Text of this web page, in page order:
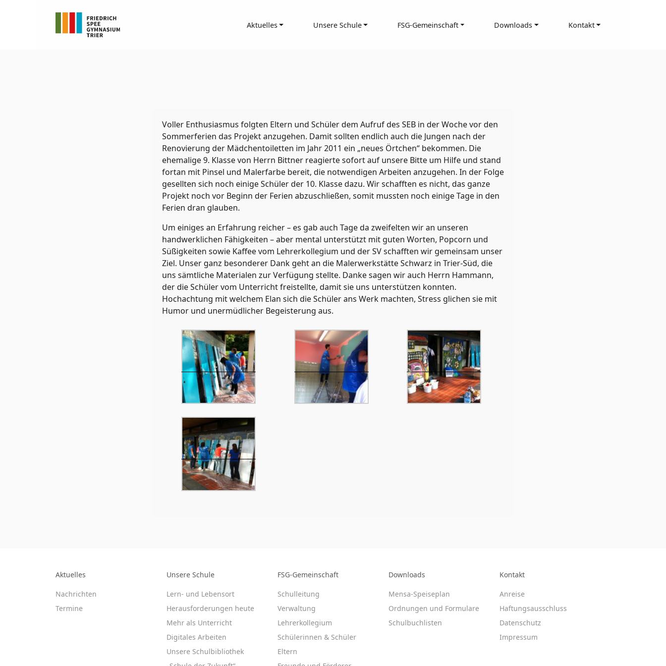
Aktuelles Unsere Schule FSG-Gemeinschaft Downloads Kontakt
Voller Enthusiasmus folgten Eltern und Schüler dem Aufruf des SEB in der Woche vor den
Sommerferien das Projekt anzugehen. Damit sollten endlich auch die Jungen nach der
Renovierung der Mädchentoiletten im Jahr 2011 ein „neues Örtchen“ bekommen. Die
ehemalige 9. Klasse von Herrn Bittner reagierte sofort auf unsere Bitte um Hilfe und stand
fortan mit Pinsel und Malerfarbe bereit, die notwendigen Arbeiten anzugehen. In der Folge
gesellten sich noch einige Schüler der 10. Klasse dazu. Wir schafften es nicht, das ganze
Projekt noch vor Beginn der Ferien abzuschließen, somit mussten noch einige Tage in den
Ferien dran glauben.
Um einiges an Erfahrung reicher – es gab auch Tage da zweifelten wir an unseren
handwerklichen Fähigkeiten – aber mental unterstützt mit guten Worten, Popcorn und
Süßigkeiten sowie Kaffee vom Lehrerkollegium und der SV schafften wir gemeinsam unser
Ziel. Unser ganz besonderer Dank geht an die Malerwerkstätte Schwarz in Trier-Süd, die
uns sämtliche Materialen zur Verfügung stellte. Danke sagen wir auch Herrn Hammann,
der die Schüler vom Unterricht freistellte, damit sie uns unterstützen konnten.
Hochachtung mit welchem Elan sich die Schüler ans Werk machten, Stress glichen sie mit
Humor und unermüdlicher Begeisterung aus.
Aktuelles
Nachrichten
Termine
Unsere Schule
Lern- und Lebensort
Herausforderungen heute
Mehr als Unterricht
Digitales Arbeiten
Unsere Schulbibliothek
FSG-Gemeinschaft
Schulleitung
Verwaltung
Lehrerkollegium
Schülerinnen & Schüler
Eltern
Downloads
Mensa-Speiseplan
Ordnungen und Formulare
Schulbuchlisten
Kontakt
Anreise
Haftungsausschluss
Datenschutz
Impressum